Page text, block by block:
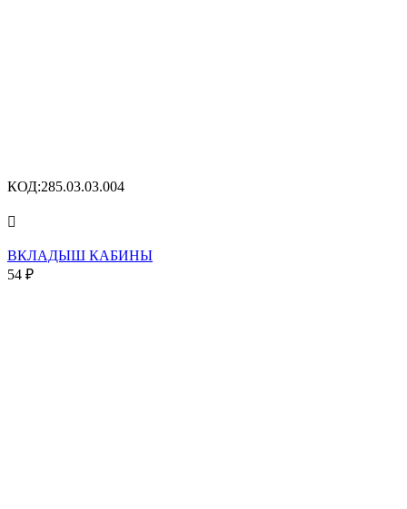
КОД:285.03.03.004

ВКЛАДЫШ КАБИНЫ
54 ₽